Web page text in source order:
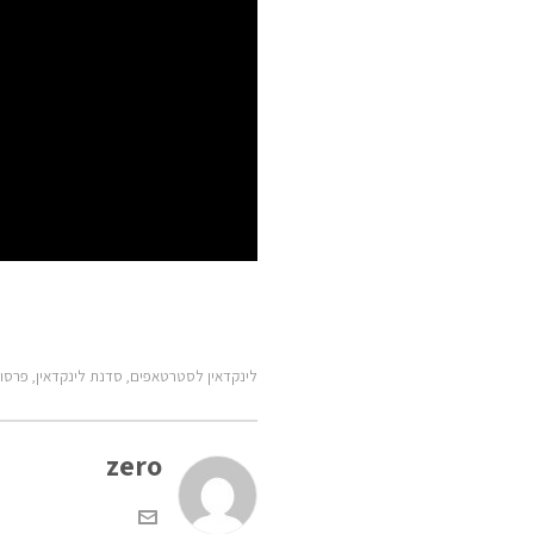
לינקדאין לסטרטאפים, סדנת לינקדאין,
zero